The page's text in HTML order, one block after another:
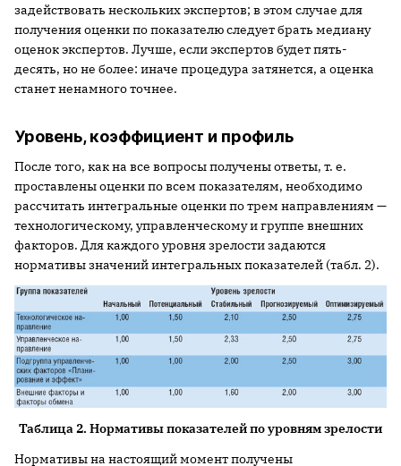
задействовать нескольких экспертов; в этом случае для
получения оценки по показателю следует брать медиану
оценок экспертов. Лучше, если экспертов будет пять-
десять, но не более: иначе процедура затянется, а оценка
станет ненамного точнее.
Уровень, коэффициент и профиль
После того, как на все вопросы получены ответы, т. е.
проставлены оценки по всем показателям, необходимо
рассчитать интегральные оценки по трем направлениям —
технологическому, управленческому и группе внешних
факторов. Для каждого уровня зрелости задаются
нормативы значений интегральных показателей (табл. 2).
Таблица 2. Нормативы показателей по уровням зрелости
Нормативы на настоящий момент получены